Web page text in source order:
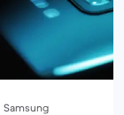
Samsung